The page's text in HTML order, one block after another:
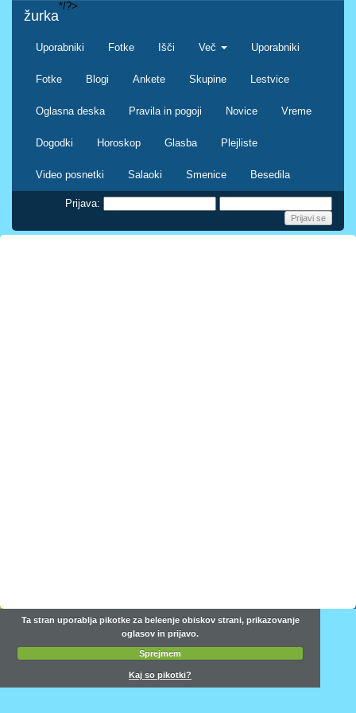
žurka
Uporabniki Fotke Išči Več Uporabniki
Fotke Blogi Ankete Skupine Lestvice
Oglasna deska Pravila in pogoji Novice Vreme
Dogodki Horoskop Glasba Plejliste
Video posnetki Salaoki Smenice Besedila
*/?>
Prijava:
Ta stran uporablja pikotke za beleenje obiskov strani, prikazovanje
oglasov in prijavo.
Sprejmem
Kaj so pikotki?